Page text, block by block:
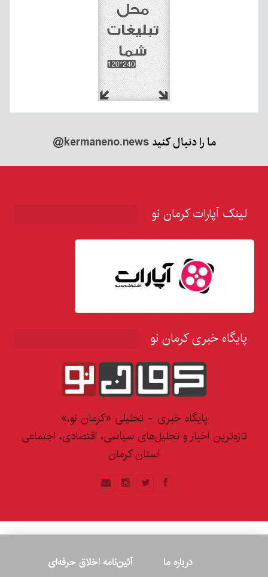
ما را دنبال کنید@kermaneno.news
لینک آپارات کرمان نو
پایگاه خبری کرمان نو
پایگاه خبری - تحلیلی «کرمان نو،»
تازه‌ترین اخبار و تحلیل‌های سیاسی، اقتصادی، اجتماعی
استان کرمان
درباره ما آئین‌نامه اخلاق حرفه‌ای